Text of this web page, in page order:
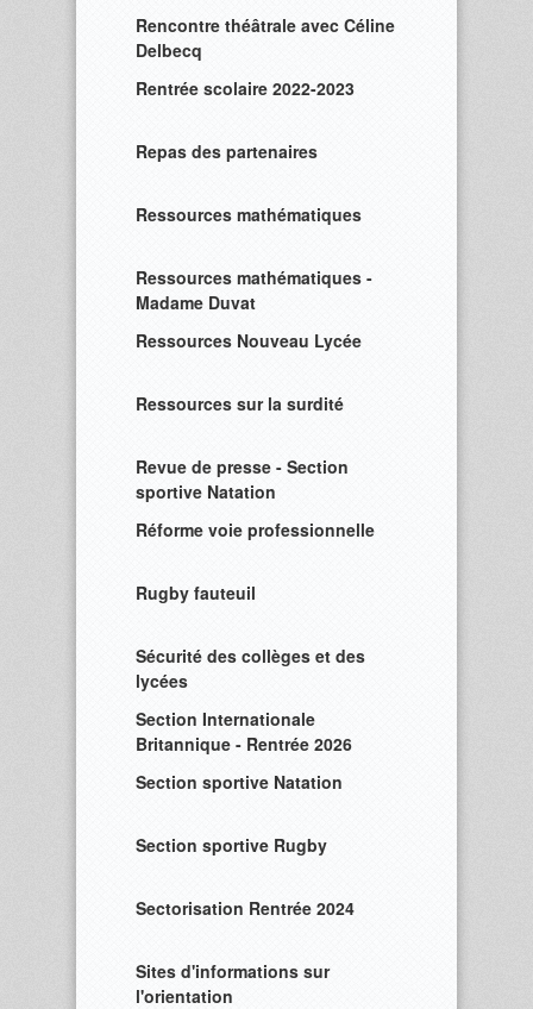
Rencontre théâtrale avec Céline
Delbecq
Rentrée scolaire 2022-2023
Repas des partenaires
Ressources mathématiques
Ressources mathématiques -
Madame Duvat
Ressources Nouveau Lycée
Ressources sur la surdité
Revue de presse - Section
sportive Natation
Réforme voie professionnelle
Rugby fauteuil
Sécurité des collèges et des
lycées
Section Internationale
Britannique - Rentrée 2026
Section sportive Natation
Section sportive Rugby
Sectorisation Rentrée 2024
Sites d'informations sur
l'orientation